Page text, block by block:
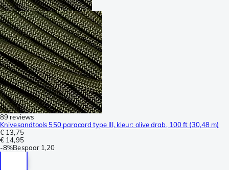
89 reviews
Knivesandtools 550 paracord type III, kleur: olive drab, 100 ft (30,48 m)
€ 13,75
€ 14,95
-8%Bespaar 1,20